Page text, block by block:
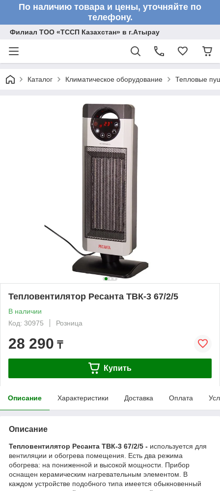
По наличию товара и цены, уточняйте по
телефону.
Филиал ТОО «ТССП Казахстан» в г.Атырау
Каталог Климатическое оборудование Тепловые
Тепловентилятор Ресанта ТВК-3 67/2/5
В наличии
Код: 30975
Розница
28 290 ₸
Купить
Описание Характеристики Доставка Оплата
Описание
Тепловентилятор Ресанта ТВК-3 67/2/5 - используется для
вентиляции и обогрева помещения. Есть два режима
обогрева: на пониженной и высокой мощности. Прибор
оснащен керамическим нагревательным элементом. В
каждом устройстве подобного типа имеется обыкновенный